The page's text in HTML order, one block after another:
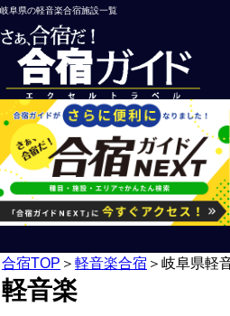
岐阜県の軽音楽合宿施設一覧
合宿TOP ＞ 軽音楽合宿 ＞ 岐阜県軽
軽音楽